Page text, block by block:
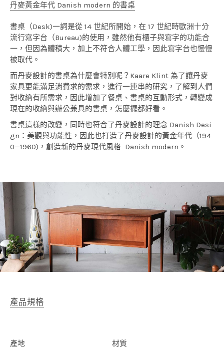
丹麥黃金年代 Danish modern 的書桌
書桌（Desk)一詞是從 14 世紀所開始，在 17 世紀時歐洲十分
流行寫字台（Bureau)的使用，雖然他有櫃子與寫字的功能合
一，但因為體積大，加上不符合人體工學，因此寫字台也慢慢
被取代。
而丹麥設計的書桌為什麼會特別呢？Kaare Klint 為了讓丹麥
家具更能滿足消費求的需求，進行一連串的研究，了解到人們
對收納有所需求，因此增加了餐桌、書桌的互動形式，轉變成
現在的收納與辦公兼具的書桌，怎麼擺都好看。
書桌這樣的改變，同時也符合了丹麥設計的理念 Danish Desi
gn：美觀與功能性，因此也打造了丹麥設計的黃金年代（194
0—1960)，創造新的丹麥現代風格 Danish modern。
產品規格
產地 材質